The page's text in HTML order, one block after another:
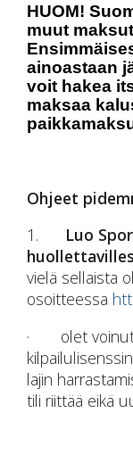
HUOM!
muut
ainoastaan
voit hakea
maksaa
Ohjeet
1.
Luo
vielä sellaista
osoitteessa
· olet voinut
lajin
tili riittää eikä